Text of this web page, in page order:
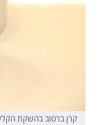
קרן ברטוב בהשקת